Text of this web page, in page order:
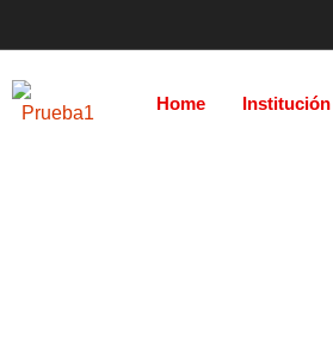
Home Institución